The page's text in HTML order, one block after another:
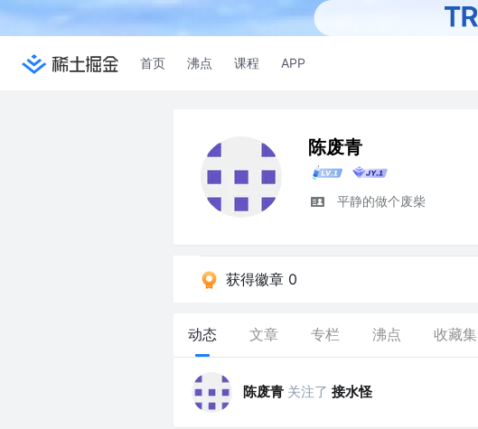
首页 沸点 课程 APP
陈废青
平静的做个废柴
获得徽章 0
动态 文章 专栏 沸点 收藏集
陈废青 关注了 接水怪